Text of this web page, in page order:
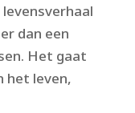
dan een
Het gaat
het leven,